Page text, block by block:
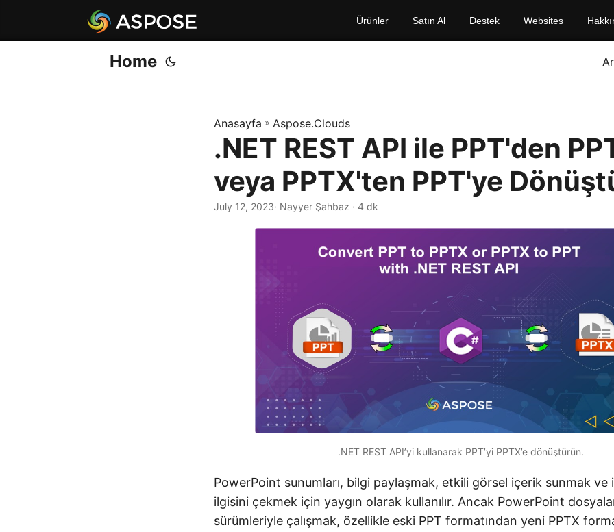
Ürünler Satın Al Destek Websites
Home
Anasayfa » Aspose.Clouds
.NET REST API ile PPT'den
veya PPTX'ten PPT'ye
July 12, 2023· Nayyer Şahbaz · 4 dk
.NET REST API’yi kullanarak PPT’yi PPTX’e dönüştürün.
PowerPoint sunumları, bilgi paylaşmak, etkili görsel içerik sunmak ve
ilgisini çekmek için yaygın olarak kullanılır. Ancak PowerPoint
sürümleriyle çalışmak, özellikle eski PPT formatından yeni PPTX